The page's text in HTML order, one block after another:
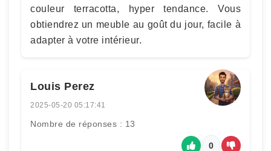
couleur terracotta, hyper tendance. Vous
obtiendrez un meuble au goût du jour, facile à
adapter à votre intérieur.
Louis Perez
2025-05-20 05:17:41
Nombre de réponses : 13
0